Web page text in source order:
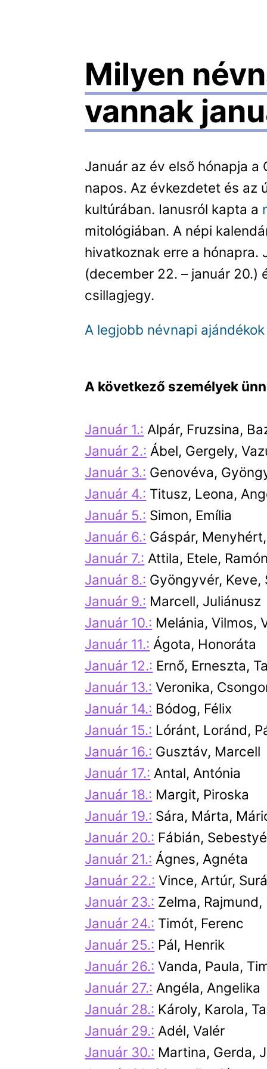
Milyen
vannak
Január az év első hónapja
napos. Az évkezdetet és az
kultúrában. Ianusról kapta a
mitológiában. A népi
hivatkoznak erre a hónapra.
(december 22. – január 20.)
csillagjegy.
A legjobb névnapi ajándékok
A következő személyek
Január 1.: Alpár, Fruzsina,
Január 2.: Ábel, Gergely,
Január 3.: Genovéva,
Január 4.: Titusz, Leona,
Január 5.: Simon, Emília
Január 6.: Gáspár,
Január 7.: Attila, Etele,
Január 8.: Gyöngyvér, Keve,
Január 9.: Marcell, Juliánusz
Január 10.: Melánia, Vilmos,
Január 11.: Ágota, Honoráta
Január 12.: Ernő, Erneszta,
Január 13.: Veronika,
Január 14.: Bódog, Félix
Január 15.: Lóránt, Loránd,
Január 16.: Gusztáv, Marcell
Január 17.: Antal, Antónia
Január 18.: Margit, Piroska
Január 19.: Sára, Márta,
Január 20.: Fábián,
Január 21.: Ágnes, Agnéta
Január 22.: Vince, Artúr,
Január 23.: Zelma,
Január 24.: Timót, Ferenc
Január 25.: Pál, Henrik
Január 26.: Vanda, Paula,
Január 27.: Angéla, Angelika
Január 28.: Károly, Karola,
Január 29.: Adél, Valér
Január 30.: Martina, Gerda,